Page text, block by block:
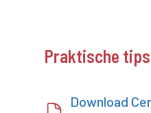
Praktische
Download